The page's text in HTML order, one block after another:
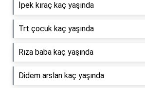
İpek kıraç kaç yaşında
Trt çocuk kaç yaşında
Rıza baba kaç yaşında
Didem arslan kaç yaşında